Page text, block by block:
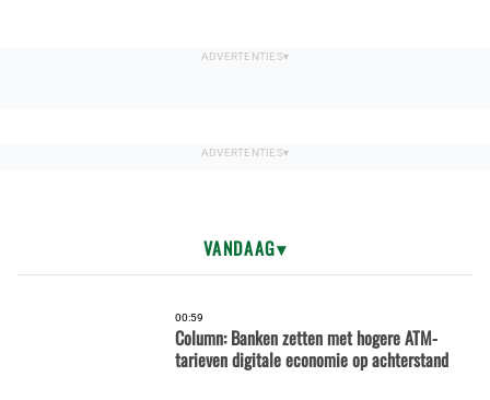
VANDAAG
00:59
Column: Banken zetten met hogere ATM-
tarieven digitale economie op achterstand